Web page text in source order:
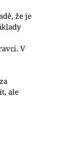
že je
V
ale